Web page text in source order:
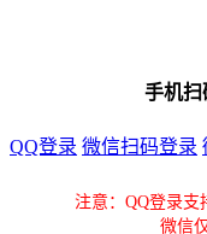
手机扫
QQ登录 微信扫码登录
注意：QQ登录
微信